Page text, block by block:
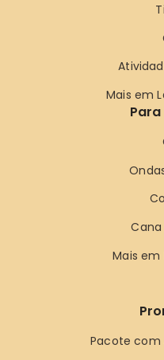
Mais em
Mais em
Pacote com